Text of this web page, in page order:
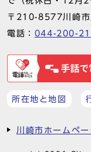
〒210-8577川崎市
電話： 044-200-
所在地と地図
川崎市ホームペ